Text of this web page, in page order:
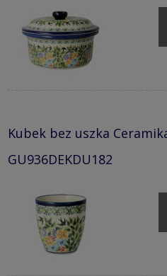
Kubek bez uszka
GU936DEKDU182